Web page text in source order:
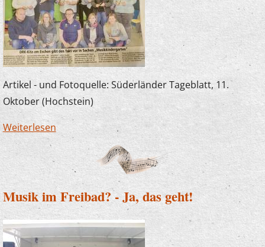
Artikel - und Fotoquelle: Süderländer Tageblatt, 11.
Oktober (Hochstein)
Weiterlesen über Erzieherfortbildung im DRK-
Familienzentrum Eschen mit Joachim
Kampschulte
Musik im Freibad? - Ja, das geht!